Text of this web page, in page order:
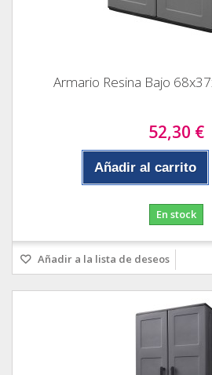
Armario Resina Bajo
52,30 €
Añadir al carrito
En stock
Añadir a la lista de deseos